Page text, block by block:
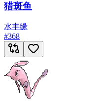
猎斑鱼
水丰缘
#368